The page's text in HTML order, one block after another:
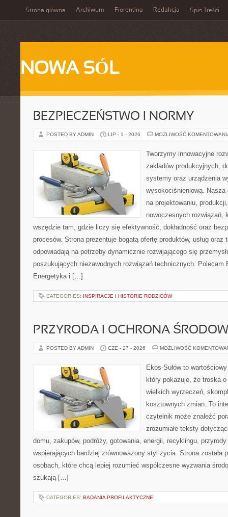
Strona główna Archiwum Fiorentina Redakcja Spis Treści
NOWA SÓL
BEZPIECZEŃSTWO I NORMY
POSTED BY ADMIN LIP - 1 - 2026 MOŻLIWOŚĆ
Tworzymy innowacyjne
zakładów produkcyjnych,
systemy oraz urządzenia
wysokociśnieniową. Nasza
na projektowaniu,
nowoczesnych rozwiązań,
wszędzie tam, gdzie liczy się efektywność, dokładność oraz
procesów. Strona prezentuje bogatą ofertę produktów, usług oraz
odpowiadają na potrzeby dynamicznie rozwijającego się
poszukujących niezawodnych rozwiązań technicznych. Polecam
Energetyka i […]
CATEGORIES: INSPIRACJE I HISTORIE RODZICÓW
PRZYRODA I OCHRONA
POSTED BY ADMIN CZE - 27 - 2026 MOŻLIWOŚĆ
Ekos-Sułów to
który pokazuje, że troska
wielkich wyrzeczeń,
kosztownych zmian. To
czytelnik może znaleźć
zrozumiałe teksty
domu, zakupów, podróży, gotowania, energii, recyklingu,
wspierających bardziej zrównoważony styl życia. Strona została
osobach, które chcą lepiej rozumieć współczesne wyzwania
szukają […]
CATEGORIES: BADANIA PROFILAKTYCZNE